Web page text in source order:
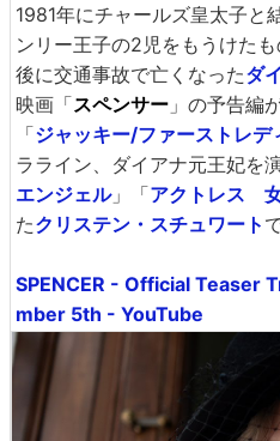
1981年にチャールズ皇太子と
ンリー王子の2児をもうけた
後に交通事故で亡くなったダ
映画「スペンサー 」の予告編
「ジャッキー/ファーストレデ
ラライン、ダイアナ元王妃を
エンジェル」「アクトレス
たクリステン・スチュワート
SPENCER - Official Teaser
mber 5th - YouTube